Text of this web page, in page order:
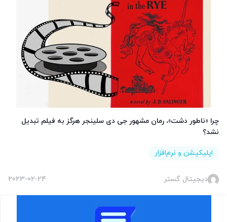
چرا «ناطور دشت»، رمان مشهور جی دی سلینجر هرگز به فیلم تبدیل
نشد؟
اپلیکیشن و نرم‌افزار
دیجیتال گستر 2023-02-24